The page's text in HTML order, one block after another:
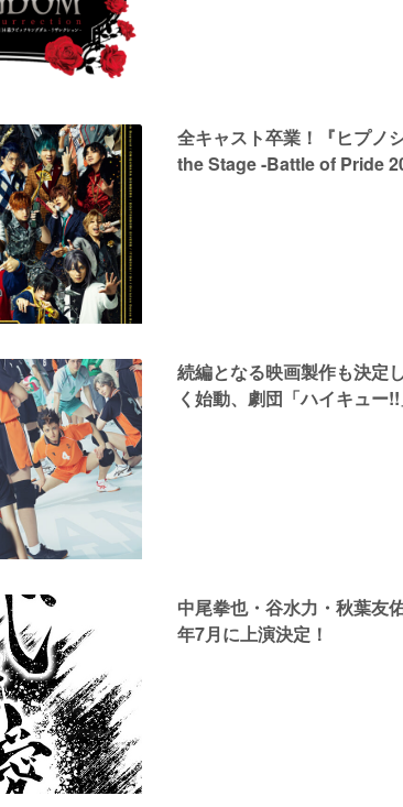
全キャスト卒業！『ヒプ
the Stage -Battle of Pride
続編となる映画製作も決定
く始動、劇団「ハイキュー
中尾拳也・谷水力・秋葉友
年7月に上演決定！